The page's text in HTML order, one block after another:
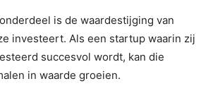
is de waardestijging van
investeert. Als een startup waarin zij
succesvol wordt, kan die
in waarde groeien.